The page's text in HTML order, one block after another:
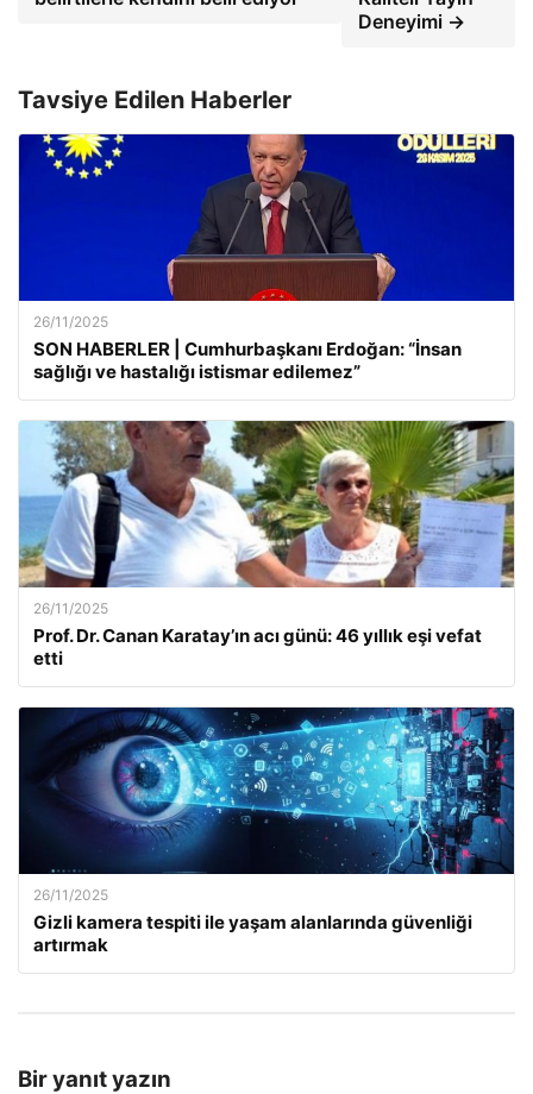
Deneyimi →
Tavsiye Edilen Haberler
26/11/2025
SON HABERLER | Cumhurbaşkanı Erdoğan: “İnsan
sağlığı ve hastalığı istismar edilemez”
26/11/2025
Prof. Dr. Canan Karatay’ın acı günü: 46 yıllık eşi vefat
etti
26/11/2025
Gizli kamera tespiti ile yaşam alanlarında güvenliği
artırmak
Bir yanıt yazın